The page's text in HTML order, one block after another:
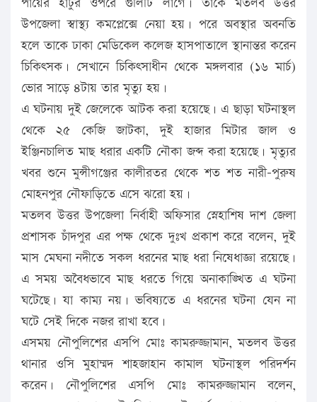
উপজেলা স্বাস্থ্য কমপ্লেক্সে নেয়া হয়। পরে অবস্থার অবনতি
হলে তাকে ঢাকা মেডিকেল কলেজ হাসপাতালে স্থানান্তর করেন
চিকিৎসক। সেখানে চিকিৎসাধীন থেকে মঙ্গলবার (১৬ মার্চ)
ভোর সাড়ে ৪টায় তার মৃত্যু হয়।
এ ঘটনায় দুই জেলেকে আটক করা হয়েছে। এ ছাড়া ঘটনাস্থল
থেকে ২৫ কেজি জাটকা, দুই হাজার মিটার জাল ও
ইঞ্জিনচালিত মাছ ধরার একটি নৌকা জব্দ করা হয়েছে। মৃত্যুর
খবর শুনে মুন্সীগঞ্জের কালীরতর থেকে শত শত নারী-পুরুষ
মোহনপুর নৌফাড়িতে এসে ঝরো হয়।
মতলব উত্তর উপজেলা নির্বাহী অফিসার স্নেহাশিষ দাশ জেলা
প্রশাসক চাঁদপুর এর পক্ষ থেকে দুঃখ প্রকাশ করে বলেন, দুই
মাস মেঘনা নদীতে সকল ধরনের মাছ ধরা নিষেধাজ্ঞা রয়েছে।
এ সময় অবৈধভাবে মাছ ধরতে গিয়ে অনাকাঙ্খিত এ ঘটনা
ঘটেছে। যা কাম্য নয়। ভবিষ্যতে এ ধরনের ঘটনা যেন না
ঘটে সেই দিকে নজর রাখা হবে।
এসময় নৌপুলিশের এসপি মোঃ কামরুজ্জামান, মতলব উত্তর
থানার ওসি মুহাম্মদ শাহজাহান কামাল ঘটনাস্থল পরিদর্শন
করেন। নৌপুলিশের এসপি মোঃ কামরুজ্জামান বলেন,